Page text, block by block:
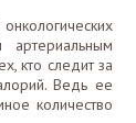
кто следит за
Ведь ее
количество